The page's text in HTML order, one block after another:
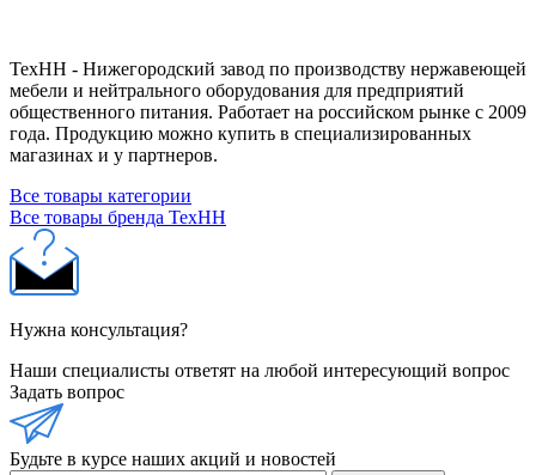
ТехНН - Нижегородский завод по производству нержавеющей
мебели и нейтрального оборудования для предприятий
общественного питания. Работает на российском рынке с 2009
года. Продукцию можно купить в специализированных
магазинах и у партнеров.
Все товары категории
Все товары бренда ТехНН
Нужна консультация?
Наши специалисты ответят на любой интересующий вопрос
Задать вопрос
Будьте в курсе наших акций и новостей